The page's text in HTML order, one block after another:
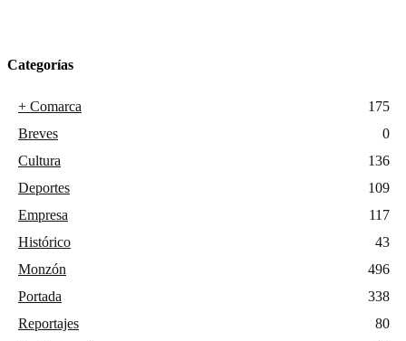
Categorías
+ Comarca
175
Breves
0
Cultura
136
Deportes
109
Empresa
117
Histórico
43
Monzón
496
Portada
338
Reportajes
80